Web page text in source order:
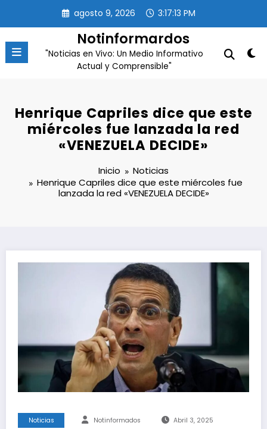
contenido
agosto 9, 2026 3:17:14 PM
Notinformardos
"Noticias en Vivo: Un Medio Informativo
Actual y Comprensible"
Henrique Capriles dice que este
miércoles fue lanzada la red
«VENEZUELA DECIDE»
Inicio
Noticias
Henrique Capriles dice que este miércoles fue
lanzada la red «VENEZUELA DECIDE»
Noticias Notinformados Abril 3, 2025